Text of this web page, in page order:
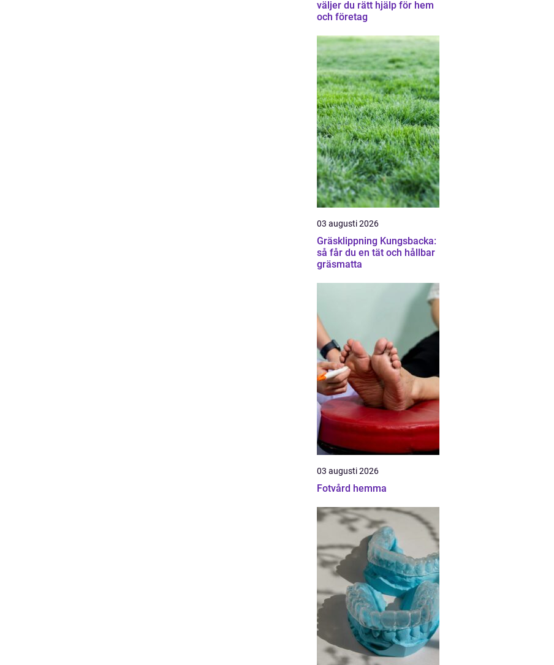
väljer du rätt hjälp för hem
och företag
03 augusti 2026
Gräsklippning Kungsbacka:
så får du en tät och hållbar
gräsmatta
03 augusti 2026
Fotvård hemma